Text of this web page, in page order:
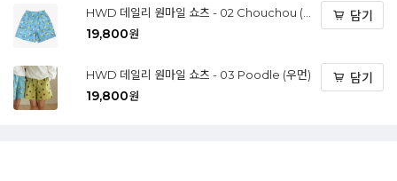
HWD 데일리 원마일 쇼츠 - 02 Chouchou (우
먼)
19,800원
담기
HWD 데일리 원마일 쇼츠 - 03 Poodle (우먼)
19,800원
담기